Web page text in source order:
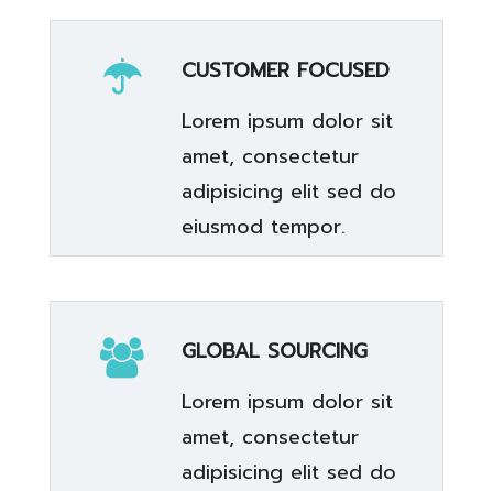
CUSTOMER FOCUSED
Lorem ipsum dolor sit
amet, consectetur
adipisicing elit sed do
eiusmod tempor.
GLOBAL SOURCING
Lorem ipsum dolor sit
amet, consectetur
adipisicing elit sed do